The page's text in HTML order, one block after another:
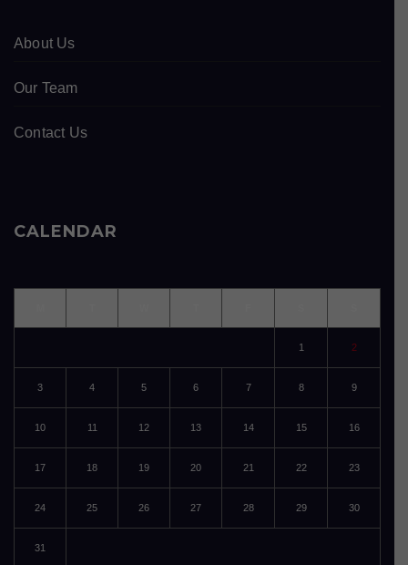
About Us
Our Team
Contact Us
CALENDAR
1 2
3 4 5 6 7 8 9
10 11 12 13 14 15 16
17 18 19 20 21 22 23
24 25 26 27 28 29 30
31